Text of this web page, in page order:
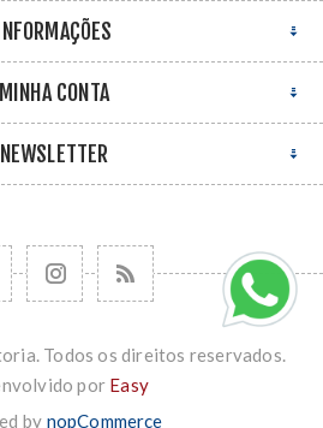
INFORMAÇÕES
MINHA CONTA
NEWSLETTER
Todos os direitos reservados.
por Easy
by nopCommerce